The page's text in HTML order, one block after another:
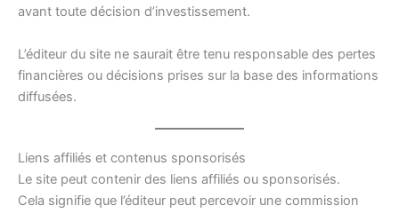
avant toute décision d’investissement.
L’éditeur du site ne saurait être tenu responsable des pertes
financières ou décisions prises sur la base des informations
diffusées.
Liens affiliés et contenus sponsorisés
Le site peut contenir des liens affiliés ou sponsorisés.
Cela signifie que l’éditeur peut percevoir une commission